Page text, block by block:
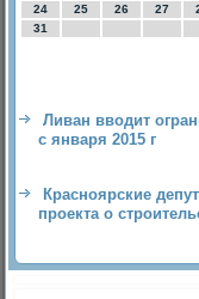
24
25 26 27
31
Ливан вводит
с января 2015 г
Красноярские
проекта о